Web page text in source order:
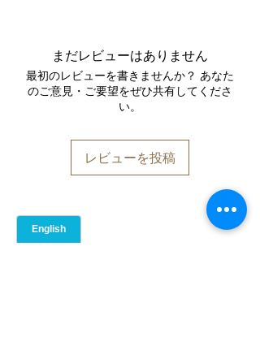
炭水化物（グラム） 14.3
食物繊維（グラム）
たんぱく質（グラム）
食塩相当量（ミリグラム）
ません。ただし、ゴマ、豚肉が含まれ
ています。
原材料表示上、日本の表示義務対象ア
レルゲン（9品目）は含まれていませ
まだレビューはありません
最初のレビューを書きませんか？ あなた
のご意見・ご要望をぜひ共有してくださ
い。
レビューを投稿